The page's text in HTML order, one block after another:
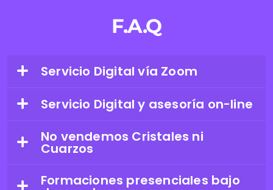
F.A.Q
Servicio Digital vía Zoom
Servicio Digital y asesoría on-line
No vendemos Cristales ni
Cuarzos
Formaciones presenciales bajo